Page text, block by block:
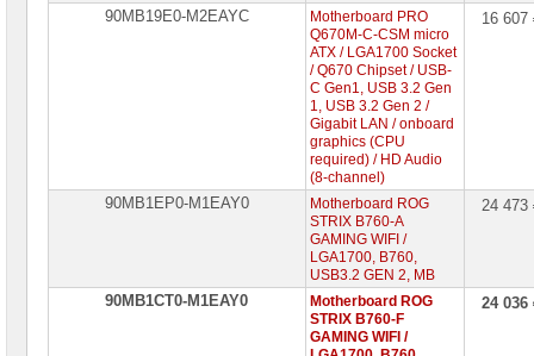
90MB19E0-M2EAYC
Motherboard PRO
Q670M-C-CSM micro
ATX / LGA1700 Socket
/ Q670 Chipset / USB-
C Gen1, USB 3.2 Gen
1, USB 3.2 Gen 2 /
Gigabit LAN / onboard
graphics (CPU
required) / HD Audio
(8-channel)
16
90MB1EP0-M1EAY0
Motherboard ROG
STRIX B760-A
GAMING WIFI /
LGA1700, B760,
USB3.2 GEN 2, MB
24
90MB1CT0-M1EAY0
Motherboard ROG
STRIX B760-F
GAMING WIFI /
24